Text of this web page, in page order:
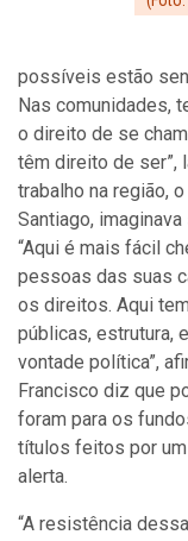
possíveis estão
Nas comunidades,
o direito de se
têm direito de ser”,
trabalho na região,
Santiago,
“Aqui é mais fácil
pessoas das suas
os direitos. Aqui
públicas, estrutura,
vontade política”,
Francisco diz que
foram para os
títulos feitos por
alerta.
“A resistência